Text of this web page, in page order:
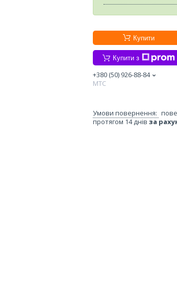
Купити
Купити з
+380 (50) 926-88-84
МТС
протягом 14 днів за